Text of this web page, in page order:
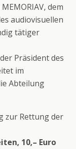
dem
audiovisuellen
tätiger
Präsident des
im
Abteilung
zur Rettung der
10,– Euro